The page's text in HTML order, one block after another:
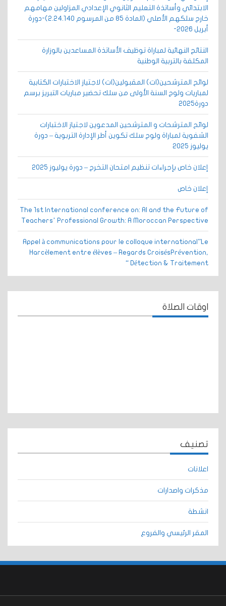
الابتدائي وأساتذة التعليم الثانوي الإعدادي المزاولين مهامهم
خارج سلكهم الأصلي (المادة 85 من المرسوم 2.24.140)-دورة
أبريل 2026-
النتائج النهائية لمباراة توظيف الأساتذة المساعدين بالوزارة
المكلفة بالتربية الوطنية
لوائح المترشحين(ات) المقبولين(ات) لاجتياز الاختبارات الكتابية
لمباريات ولوج السنة الأولى من سلك تحضير مباريات التبريز برسم
دورة2025
لوائح المترشحات و المترشحين المدعوين لاجتياز الاختبارات
الشفوية لمباراة ولوج سلك تكوين أطر الإدارة التربوية – دورة
يوليوز 2025
إعلان خاص بإجراءات تنظيم امتحان التخرج – دورة يوليوز 2025
إعلان خاص
The 1st International conference on: AI and the Future of
Teachers’ Professional Growth: A Moroccan Perspective
Appel à communications pour le colloque international”Le
Harcèlement entre élèves – Regards CroisésPrévention,
Détection & Traitement “
اوقات الصلاة
تصنيف
اعلانات
مذكرات واصدارات
انشطة
المقر الرئيسي والفروع